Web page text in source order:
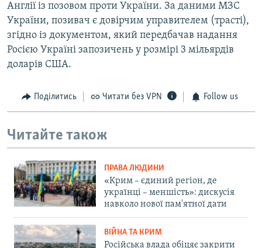
Англії із позовом проти України. За даними МЗС
України, позивач є довірчим управителем (трасті),
згідно із документом, який передбачав надання
Росією Україні запозичень у розмірі 3 мільярдів
доларів США.
Поділитись Читати без VPN Follow us
Читайте також
ПРАВА ЛЮДИНИ
«Крим – єдиний регіон, де
українці – меншість»: дискусія
навколо нової пам'ятної дати
ВІЙНА ТА КРИМ
Російська влада обіцяє закрити